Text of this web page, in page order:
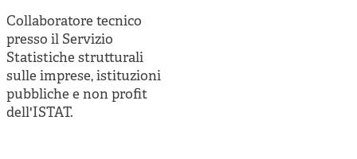
Impresa sociale e democrazia
Acini di fuoco - Dossier Mezzogiorno
Valutazione e dintorni
Collaboratore tecnico
presso il Servizio
Statistiche strutturali
sulle imprese, istituzioni
pubbliche e non profit
dell'ISTAT.